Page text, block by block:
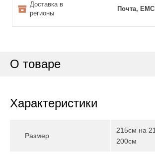
Доставка в
регионы
Почта,
О товаре
Характеристики
Размер
215см на
200см